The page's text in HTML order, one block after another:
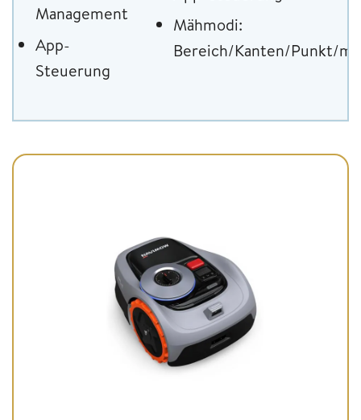
Management
App-
Steuerung
Mähmodi:
Bereich/Kanten/Punkt/